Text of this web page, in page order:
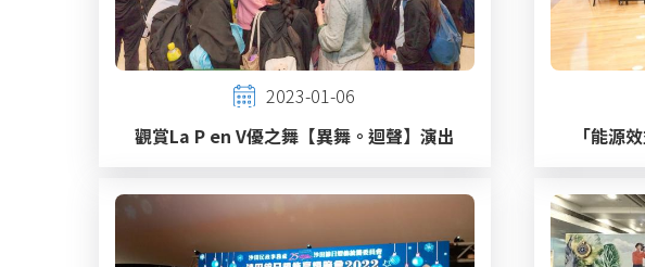
2023-01-06
觀賞La P en V優之舞【異舞。迴聲】演出
「能源